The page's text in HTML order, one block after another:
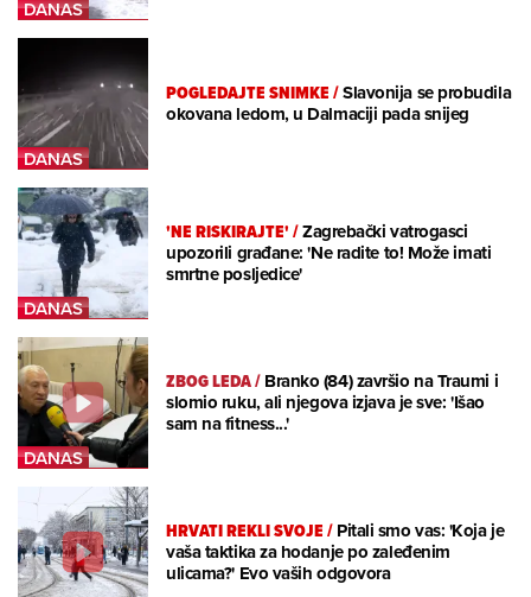
POGLEDAJTE SNIMKE/Slavonija se probudila
okovana ledom, u Dalmaciji pada snijeg
'NE RISKIRAJTE'/Zagrebački vatrogasci
upozorili građane: 'Ne radite to! Može imati
smrtne posljedice'
ZBOG LEDA/Branko (84) završio na Traumi i
slomio ruku, ali njegova izjava je sve: 'Išao
sam na fitness...'
HRVATI REKLI SVOJE/Pitali smo vas: 'Koja je
vaša taktika za hodanje po zaleđenim
ulicama?' Evo vaših odgovora